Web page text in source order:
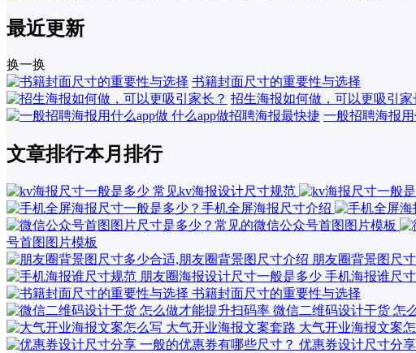
最近更新
换一换
书籍封面尺寸的重要性与选择
招生海报如何做，可以更吸引家
一般招聘海报
文章排行本月排行
号首图图片模板
朋友圈背景图尺
手机海报谁尺
书籍封面尺寸的重要性与选择
微信二维码设计干货 怎
大气开业海报文案
优惠券设计尺寸分